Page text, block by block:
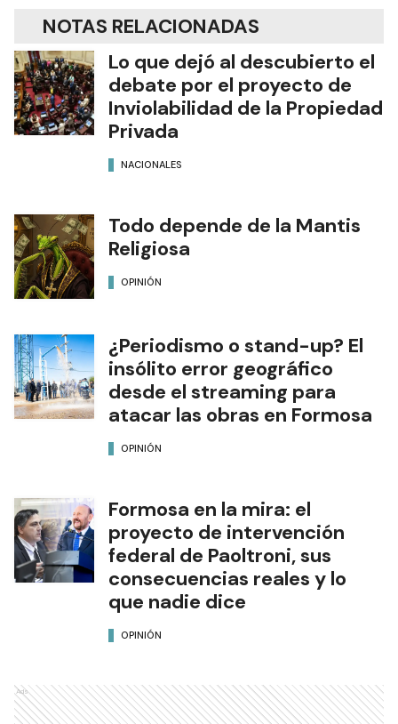
NOTAS RELACIONADAS
Lo que dejó al descubierto el
debate por el proyecto de
Inviolabilidad de la Propiedad
Privada
NACIONALES
Todo depende de la Mantis
Religiosa
OPINIÓN
¿Periodismo o stand-up? El
insólito error geográfico
desde el streaming para
atacar las obras en Formosa
OPINIÓN
Formosa en la mira: el
proyecto de intervención
federal de Paoltroni, sus
consecuencias reales y lo
que nadie dice
OPINIÓN
Ads